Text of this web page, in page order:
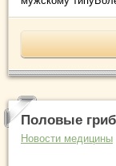
Половые
Новости медицины